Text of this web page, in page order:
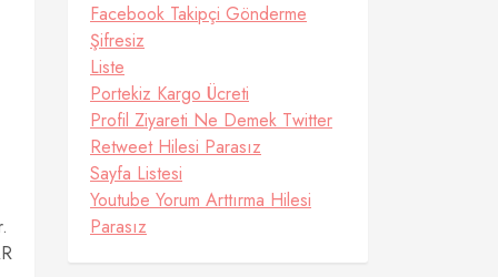
Facebook Takipçi Gönderme
Şifresiz
Liste
Portekiz Kargo Ücreti
Profil Ziyareti Ne Demek Twitter
Retweet Hilesi Parasız
Sayfa Listesi
Youtube Yorum Arttırma Hilesi
Parasız